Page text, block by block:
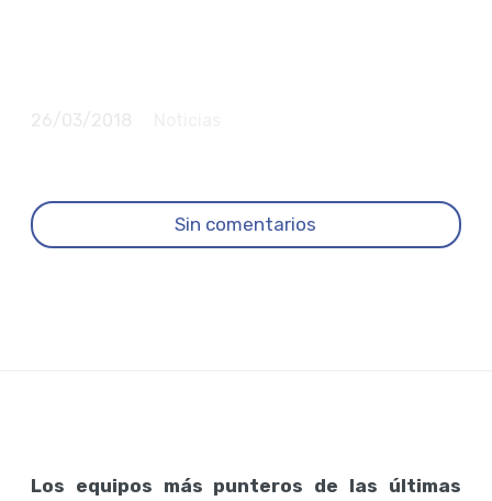
Sin comentarios
Los equipos más punteros de las últimas